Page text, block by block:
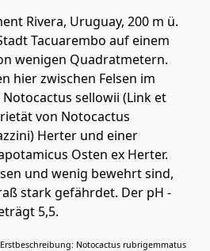
Rivera, Uruguay, 200 m ü.
Tacuarembo auf einem
wenigen Quadratmetern.
hier zwischen Felsen im
sellowii (Link et
von Notocactus
Herter und einer
Osten ex Herter.
und wenig bewehrt sind,
stark gefährdet. Der pH -
5,5.
Erstbeschreibung: Notocactus rubrigemmatus